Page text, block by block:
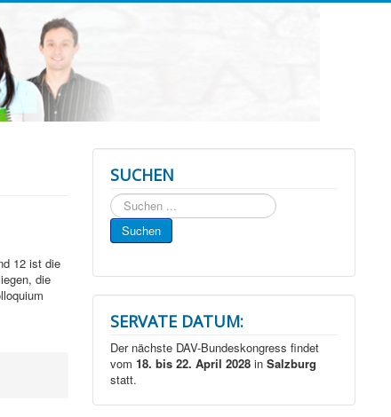
12 ist die
die
SUCHEN
Suchen
...
Suchen
SERVATE DATUM:
Der nächste DAV-Bundeskongress findet
vom18. bis 22. April 2028 inSalzburg
statt.